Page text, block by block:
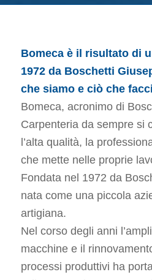
Bomeca è il risultato di
1972 da Boschetti
che siamo e ciò che
Bomeca, acronimo di
Carpenteria da sempre si
l’alta qualità, la
che mette nelle proprie
Fondata nel 1972 da
nata come una piccola
artigiana.
Nel corso degli anni
macchine e il
processi produttivi ha